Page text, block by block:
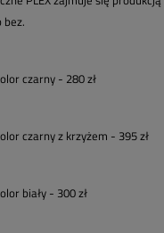
czarny - 280 zł
czarny z krzyżem - 395 zł
biały - 300 zł